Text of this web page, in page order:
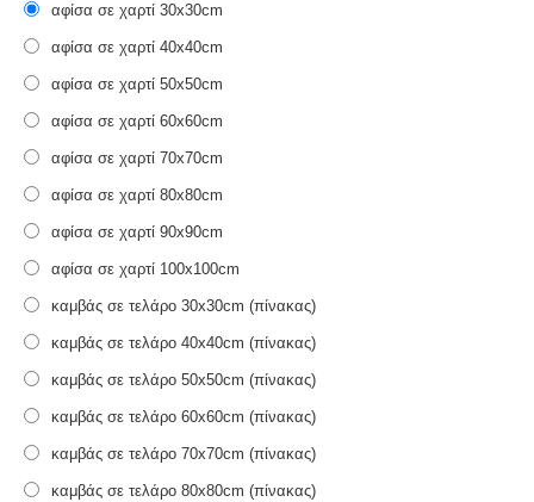
αφίσα σε χαρτί 30x30cm
αφίσα σε χαρτί 40x40cm
αφίσα σε χαρτί 50x50cm
αφίσα σε χαρτί 60x60cm
αφίσα σε χαρτί 70x70cm
αφίσα σε χαρτί 80x80cm
αφίσα σε χαρτί 90x90cm
αφίσα σε χαρτί 100x100cm
καμβάς σε τελάρο 30x30cm (πίνακας)
καμβάς σε τελάρο 40x40cm (πίνακας)
καμβάς σε τελάρο 50x50cm (πίνακας)
καμβάς σε τελάρο 60x60cm (πίνακας)
καμβάς σε τελάρο 70x70cm (πίνακας)
καμβάς σε τελάρο 80x80cm (πίνακας)